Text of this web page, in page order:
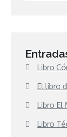
Libro
El libro
Libro El
Libro